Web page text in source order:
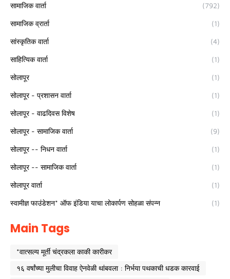
सामाजिक वार्ता (792)
सामाजिक व्रार्ता (1)
सांस्कृतिक वार्ता (4)
साहित्यिक वार्ता (1)
सोलापूर (1)
सोलापूर - प्रशासन वार्ता (1)
सोलापूर - वाढदिवस विशेष (1)
सोलापूर - सामाजिक वार्ता (9)
सोलापूर -- निधन वार्ता (1)
सोलापूर -- सामाजिक वार्ता (1)
सोलापूर वार्ता (1)
स्वामीज्ञ फाउंडेशन* ऑफ इंडिया याचा लोकार्पण सोहळा संपन्न (1)
Main Tags
*वात्सल्य मूर्ती चंद्रकला काकी कारीकर
१६ वर्षांच्या मुलीचा विवाह ऐनवेळी थांबवला : निर्भया पथकाची धडक कारवाई